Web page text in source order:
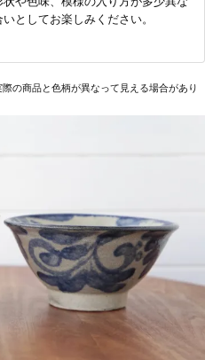
としてお楽しみください。
の商品と色柄が異なって見える場合があり